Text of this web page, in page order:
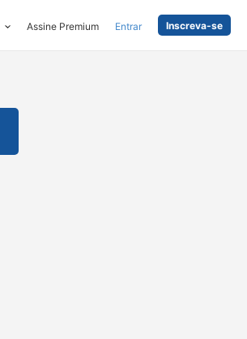
Assine Premium Entrar Inscreva-se